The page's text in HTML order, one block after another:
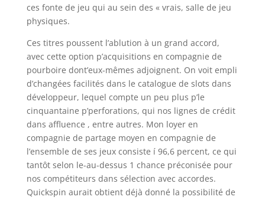
ces fonte de jeu qui au sein des « vrais, salle de jeu
physiques.
Ces titres poussent l’ablution à un grand accord,
avec cette option p’acquisitions en compagnie de
pourboire dont’eux-mêmes adjoignent. On voit empli
d’changées facilités dans le catalogue de slots dans
développeur, lequel compte un peu plus p’le
cinquantaine p’perforations, qui nos lignes de crédit
dans affluence , entre autres. Mon loyer en
compagnie de partage moyen en compagnie de
l’ensemble de ses jeux consiste í 96,6 percent, ce qui
tantôt selon le-au-dessus 1 chance préconisée pour
nos compétiteurs dans sélection avec accordes.
Quickspin aurait obtient déjà donné la possibilité de